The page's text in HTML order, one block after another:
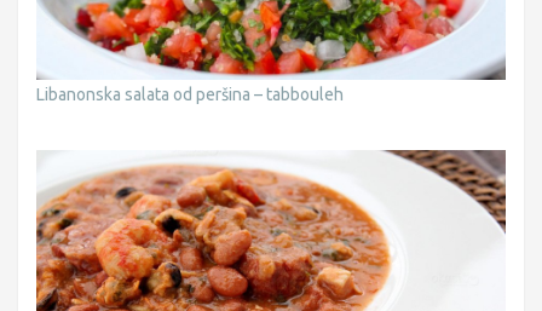
Libanonska salata od peršina – tabbouleh